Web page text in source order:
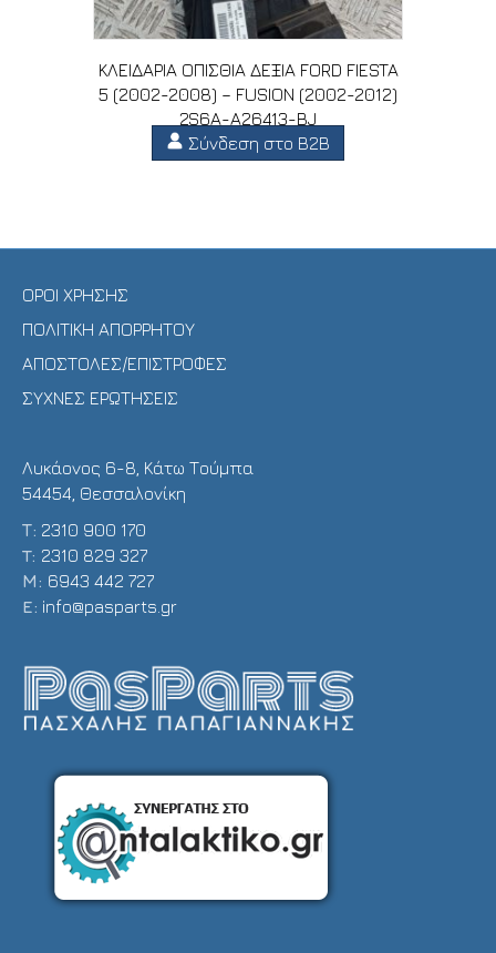
ΚΛΕΙΔΑΡΙΑ ΟΠΙΣΘΙΑ ΔΕΞΙΑ FORD FIESTA
5 (2002-2008) – FUSION (2002-2012)
2S6A-A26413-BJ
Σύνδεση στο B2B
ΟΡΟΙ ΧΡΗΣΗΣ
ΠΟΛΙΤΙΚΗ ΑΠΟΡΡΗΤΟΥ
ΑΠΟΣΤΟΛΕΣ/ΕΠΙΣΤΡΟΦΕΣ
ΣΥΧΝΕΣ ΕΡΩΤΗΣΕΙΣ
Λυκάονος 6-8, Κάτω Τούμπα
54454, Θεσσαλονίκη
Τ: 2310 900 170
T: 2310 829 327
Μ: 6943 442 727
E: info@pasparts.gr